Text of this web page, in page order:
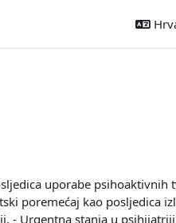
uporabe psihoaktivnih
poremećaj kao posljedica
- Urgentna stanja u